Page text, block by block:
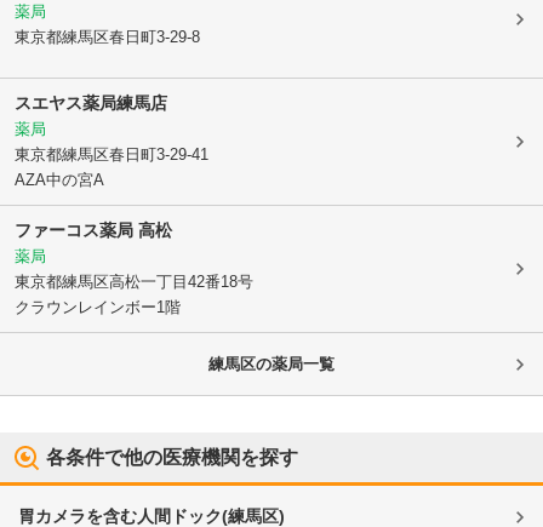
薬局
東京都練馬区春日町3-29-8
スエヤス薬局練馬店
薬局
東京都練馬区春日町3-29-41
AZA中の宮A
ファーコス薬局 高松
薬局
東京都練馬区高松一丁目42番18号
クラウンレインボー1階
練馬区の薬局一覧
各条件で他の医療機関を探す
胃カメラを含む人間ドック(練馬区)